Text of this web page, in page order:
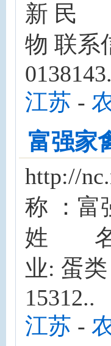
新 民
物 联系
江苏 -
富强家
http://
称 ：富
姓 名
业: 蛋
15312..
江苏 -